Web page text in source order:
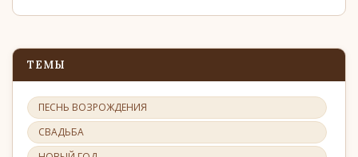
ТЕМЫ
ПЕСНЬ ВОЗРОЖДЕНИЯ
СВАДЬБА